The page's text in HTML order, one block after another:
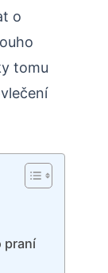
o
tomu
praní